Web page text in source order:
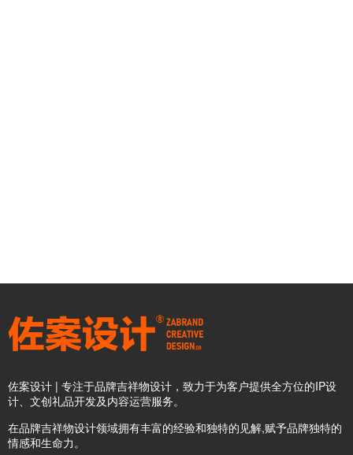
佐案设计 | 专注于品牌吉祥物设计，致力于为客户提供全方位的IP设
计、文创礼品开发及内容运营服务。
在品牌吉祥物设计领域拥有丰富的经验和独特的见解,赋予品牌独特的
情感和生命力。